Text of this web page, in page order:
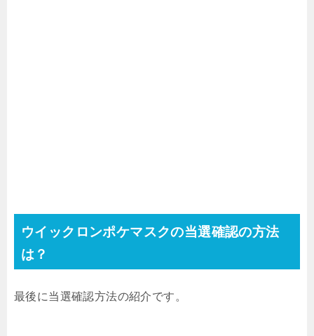
ウイックロンポケマスクの当選確認の方法
は？
最後に当選確認方法の紹介です。